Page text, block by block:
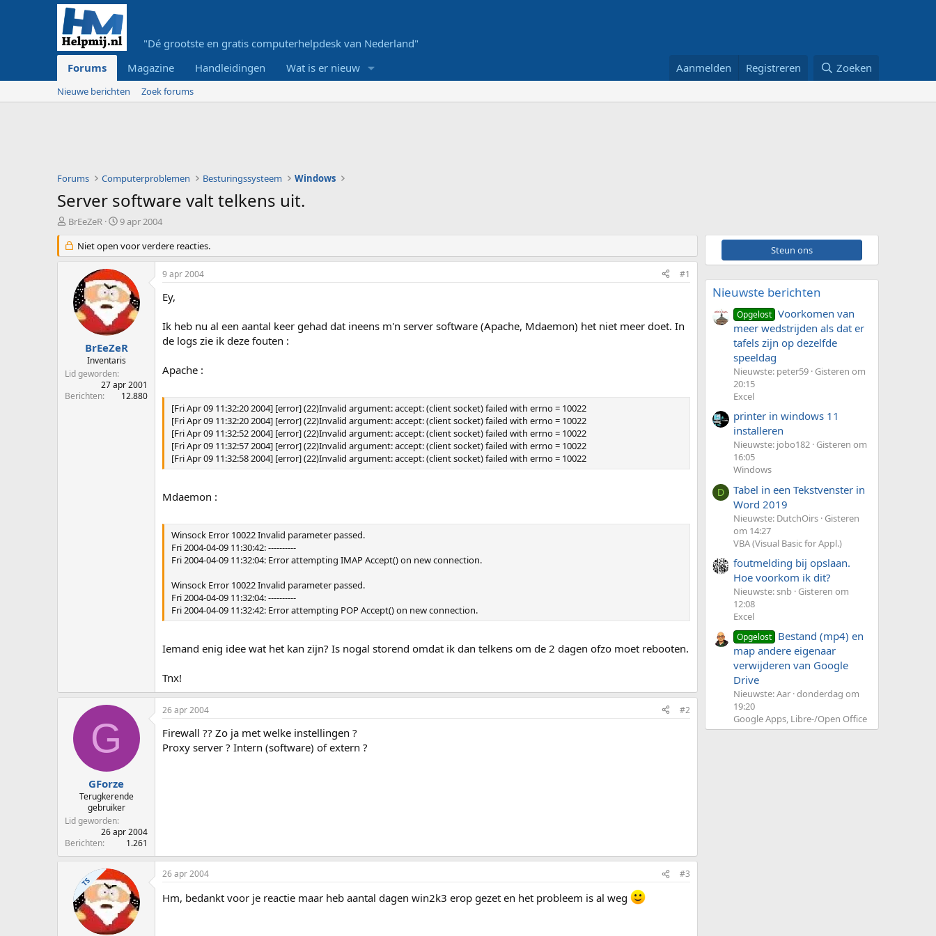
"Dé grootste en gratis computerhelpdesk van Nederland"
Forums
Magazine Handleidingen Wat is er nieuw Aanmelden Registreren Zoeken
Nieuwe berichten Zoek forums
Forums Computerproblemen Besturingssysteem Windows
Server software valt telkens uit.
O
d
e
r
e
BrEeZeR
S
a
r
t
d
a
t
m
9 apr 2004
Niet open voor verdere reacties.
BrEeZeR
Inventaris
Lid geworden
27 apr 2001
Berichten
12.880
9 apr 2004 #1
Ey,
Ik heb nu al een aantal keer gehad dat ineens m'n server software (Apache, Mdaemon) het niet meer doet. In
de logs zie ik deze fouten :
Apache :
[Fri Apr 09 11:32:20 2004] [error] (22)Invalid argument: accept: (client socket) failed with errno = 10022
[Fri Apr 09 11:32:20 2004] [error] (22)Invalid argument: accept: (client socket) failed with errno = 10022
[Fri Apr 09 11:32:52 2004] [error] (22)Invalid argument: accept: (client socket) failed with errno = 10022
[Fri Apr 09 11:32:57 2004] [error] (22)Invalid argument: accept: (client socket) failed with errno = 10022
[Fri Apr 09 11:32:58 2004] [error] (22)Invalid argument: accept: (client socket) failed with errno = 10022
Mdaemon :
Winsock Error 10022 Invalid parameter passed.
Fri 2004-04-09 11:30:42: ----------
Fri 2004-04-09 11:32:04: Error attempting IMAP Accept() on new connection.
Winsock Error 10022 Invalid parameter passed.
Fri 2004-04-09 11:32:04: ----------
Fri 2004-04-09 11:32:42: Error attempting POP Accept() on new connection.
Iemand enig idee wat het kan zijn? Is nogal storend omdat ik dan telkens om de 2 dagen ofzo moet rebooten.
Tnx!
G
GForze
Terugkerende
gebruiker
Lid geworden
26 apr 2004
Berichten
1.261
26 apr 2004 #2
Firewall ?? Zo ja met welke instellingen ?
Proxy server ? Intern (software) of extern ?
TS
26 apr 2004 #3
Hm, bedankt voor je reactie maar heb aantal dagen win2k3 erop gezet en het probleem is al weg
Steun ons
Nieuwste berichten
Opgelost Voorkomen van
meer wedstrijden als dat er
tafels zijn op dezelfde
speeldag
Nieuwste: peter59 Gisteren om
20:15
Excel
printer in windows 11
installeren
Nieuwste: jobo182 Gisteren om
16:05
Windows
D
Tabel in een Tekstvenster in
Word 2019
Nieuwste: DutchOirs Gisteren
om 14:27
VBA (Visual Basic for Appl.)
foutmelding bij opslaan.
Hoe voorkom ik dit?
Nieuwste: snb Gisteren om
12:08
Excel
Opgelost Bestand (mp4) en
map andere eigenaar
verwijderen van Google
Drive
Nieuwste: Aar donderdag om
19:20
Google Apps, Libre-/Open Office